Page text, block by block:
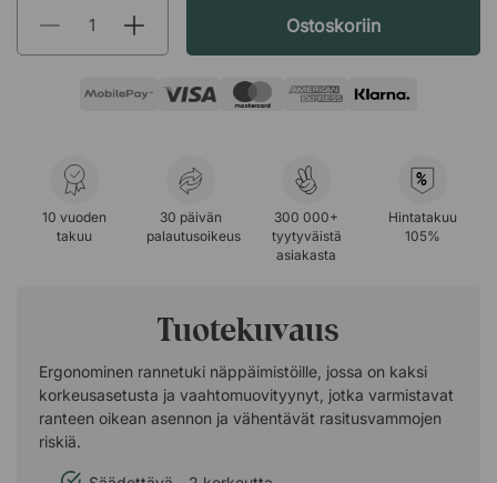
Ostoskoriin
10 vuoden
takuu
30 päivän
palautusoikeus
300 000+
tyytyväistä
asiakasta
%
Hintatakuu
105%
Tuotekuvaus
Ergonominen rannetuki näppäimistöille, jossa on kaksi
korkeusasetusta ja vaahtomuovityynyt, jotka varmistavat
ranteen oikean asennon ja vähentävät rasitusvammojen
riskiä.